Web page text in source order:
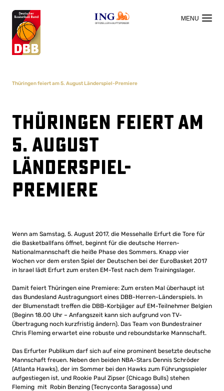
OFFIZIELLER HAUPTSPONSOR
Thüringen feiert am 5. August Länderspiel-Premiere
Thüringen feiert am
5. August
Länderspiel-
Premiere
Wenn am Samstag, 5. August 2017, die Messehalle Erfurt die Tore für
die Basketballfans öffnet, beginnt für die deutsche Herren-
Nationalmannschaft die heiße Phase des Sommers. Knapp vier
Wochen vor dem ersten Spiel der Deutschen bei der EuroBasket 2017
in Israel lädt Erfurt zum ersten EM-Test nach dem Trainingslager.
Damit feiert Thüringen eine Premiere: Zum ersten Mal überhaupt ist
das Bundesland Austragungsort eines DBB-Herren-Länderspiels. In
der Blumenstadt treffen die DBB-Korbjäger auf EM-Teilnehmer Belgien
(Beginn 18.00 Uhr – Anfangszeit kann sich aufgrund von TV-
Übertragung noch kurzfristig ändern). Das Team von Bundestrainer
Chris Fleming erwartet eine robuste und reboundstarke Mannschaft.
Das Erfurter Publikum darf sich auf eine prominent besetzte deutsche
Mannschaft freuen. Neben den beiden NBA-Stars Dennis Schröder
(Atlanta Hawks), der im Sommer bei den Hawks zum Führungsspieler
aufgestiegen ist, und Rookie Paul Zipser (Chicago Bulls) stehen
Fleming mit Robin Benzing (Tecnyconta Saragossa) und